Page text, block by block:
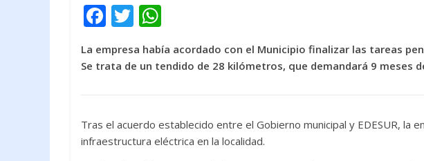
F
e
o
k
T
w
itt
h
at
p
p
La empresa había acordado con el Municipio finalizar las tareas
Se trata de un tendido de 28 kilómetros, que demandará 9 meses
Tras el acuerdo establecido entre el Gobierno municipal y EDESUR, la
infraestructura eléctrica en la localidad.